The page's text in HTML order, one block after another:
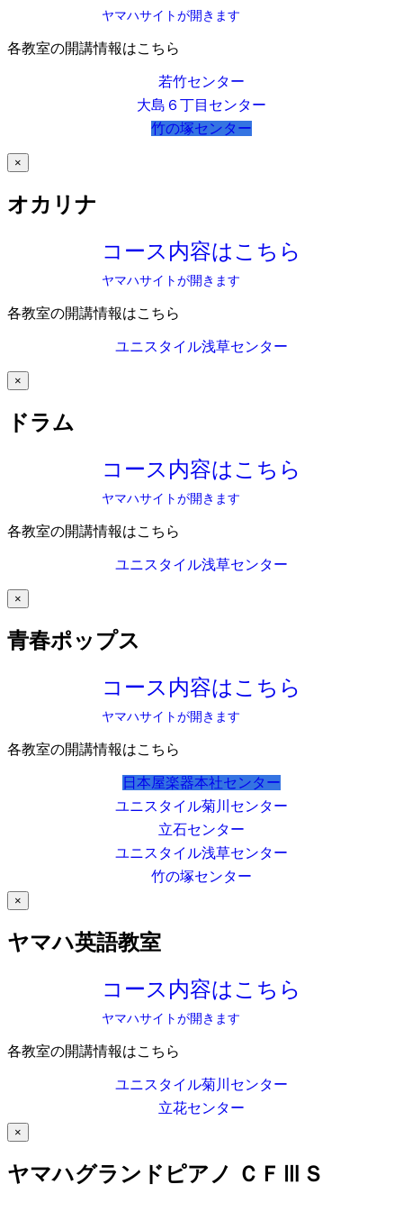
ヤマハサイトが開きます
各教室の開講情報はこちら
若竹センター
大島６丁目センター
竹の塚センター
×
オカリナ
コース内容はこちら
ヤマハサイトが開きます
各教室の開講情報はこちら
ユニスタイル浅草センター
×
ドラム
コース内容はこちら
ヤマハサイトが開きます
各教室の開講情報はこちら
ユニスタイル浅草センター
×
青春ポップス
コース内容はこちら
ヤマハサイトが開きます
各教室の開講情報はこちら
日本屋楽器本社センター
ユニスタイル菊川センター
立石センター
ユニスタイル浅草センター
竹の塚センター
×
ヤマハ英語教室
コース内容はこちら
ヤマハサイトが開きます
各教室の開講情報はこちら
ユニスタイル菊川センター
立花センター
×
ヤマハグランドピアノ ＣＦⅢＳ